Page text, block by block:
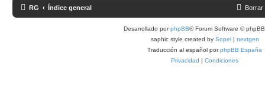
RG Índice general Borrar
Desarrollado porphpBB® Forum Software ©
saphic style created by Sopel| nextgen
Traducción al español porphpBB España
Privacidad | Condiciones